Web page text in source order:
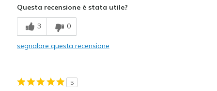
Stylish
Difetti
Wear Out Quickly
Casual Wear
Questa recensione è stata utile?
3 0
segnalare questa recensione
5